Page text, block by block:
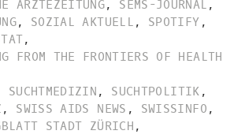
ÄRZTEZEITUNG, SEMS-JOURNAL ,
, SOZIAL AKTUELL , SPOTIFY ,
,
FROM THE FRONTIERS OF HEALTH
SUCHTMEDIZIN , SUCHTPOLITIK ,
, SWISS AIDS NEWS , SWISSINFO ,
STADT ZÜRICH,